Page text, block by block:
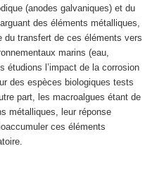
(anodes galvaniques) et du
des éléments métalliques,
du transfert de ces éléments vers
marins (eau,
étudions l’impact de la corrosion
des espèces biologiques tests
part, les macroalgues étant de
métalliques, leur réponse
ces éléments